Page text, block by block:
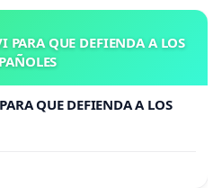
PARA QUE DEFIENDA A LOS
QUE DEFIENDA A LOS